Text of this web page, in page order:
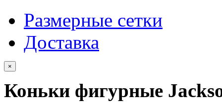
Размерные сетки
Доставка
×
Коньки фигурные